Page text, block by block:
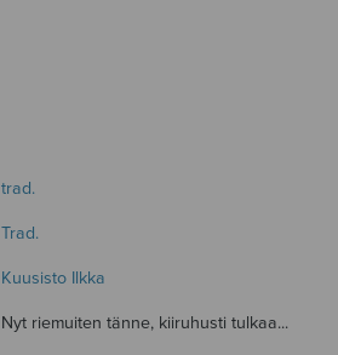
trad.
Trad.
Kuusisto Ilkka
Nyt riemuiten tänne, kiiruhusti tulkaa...